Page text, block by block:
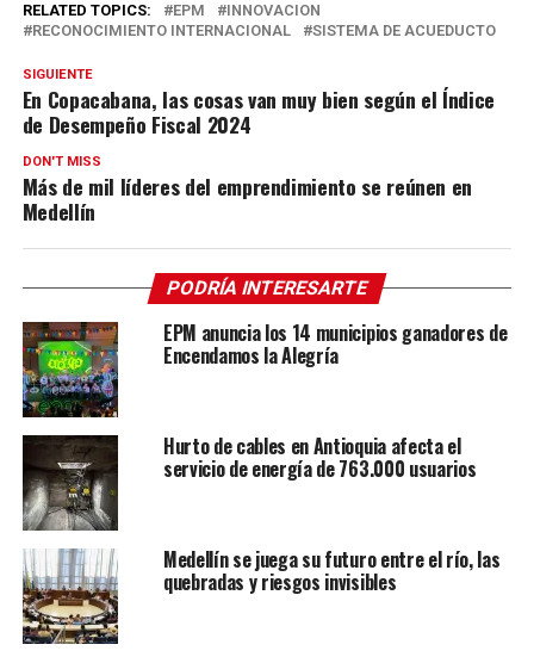
RELATED TOPICS: EPM
INNOVACION
RECONOCIMIENTO INTERNACIONAL
SISTEMA DE ACUEDUCTO
SIGUIENTE
En Copacabana, las cosas van muy bien según el Índice
de Desempeño Fiscal 2024
DON'T MISS
Más de mil líderes del emprendimiento se reúnen en
Medellín
PODRÍA INTERESARTE
EPM anuncia los 14 municipios ganadores de
Encendamos la Alegría
Hurto de cables en Antioquia afecta el
servicio de energía de 763.000 usuarios
Medellín se juega su futuro entre el río, las
quebradas y riesgos invisibles